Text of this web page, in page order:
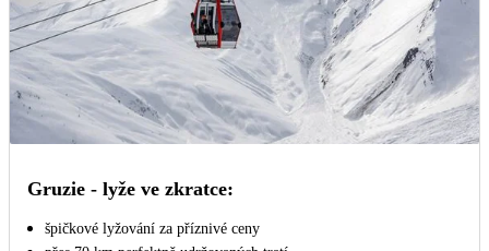
Gruzie - lyže ve zkratce:
špičkové lyžování za příznivé ceny